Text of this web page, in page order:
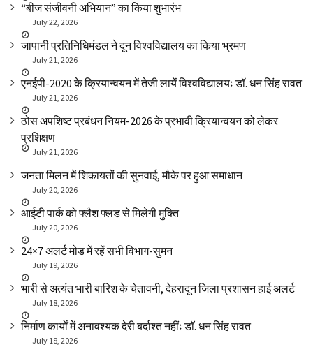
“बीज संजीवनी अभियान” का किया शुभारंभ
July 22, 2026
जापानी प्रतिनिधिमंडल ने दून विश्वविद्यालय का किया भ्रमण
July 21, 2026
एनईपी-2020 के क्रियान्वयन में तेजी लायें विश्वविद्यालयः डॉ. धन सिंह रावत
July 21, 2026
ठोस अपशिष्ट प्रबंधन नियम-2026 के प्रभावी क्रियान्वयन को लेकर
प्रशिक्षण
July 21, 2026
जनता मिलन में शिकायतों की सुनवाई, मौके पर हुआ समाधान
July 20, 2026
आईटी पार्क को फ्लैश फ्लड से मिलेगी मुक्ति
July 20, 2026
24×7 अलर्ट मोड में रहें सभी विभाग-सुमन
July 19, 2026
भारी से अत्यंत भारी बारिश के चेतावनी, देहरादून जिला प्रशासन हाई अलर्ट
July 18, 2026
निर्माण कार्यों में अनावश्यक देरी बर्दाश्त नहींः डाॅ. धन सिंह रावत
July 18, 2026